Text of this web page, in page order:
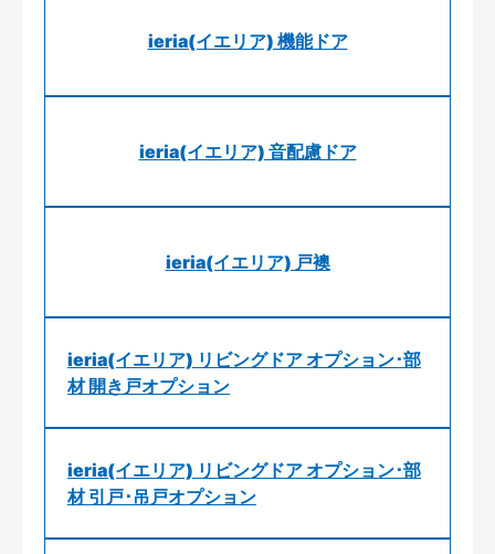
ieria(イエリア) 機能ドア
ieria(イエリア) 音配慮ドア
ieria(イエリア) 戸襖
ieria(イエリア) リビングドア オプション･部
材 開き戸オプション
ieria(イエリア) リビングドア オプション･部
材 引戸･吊戸オプション